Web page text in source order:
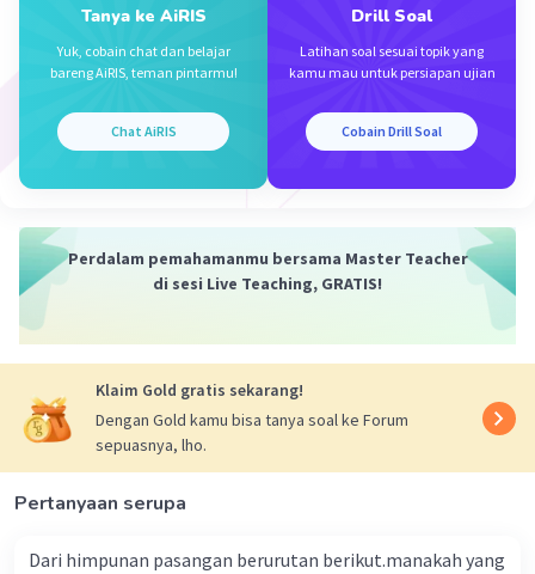
Beri Rating·0.0
Tanya ke AiRIS
Yuk, cobain chat dan belajar
bareng AiRIS, teman pintarmu!
Chat AiRIS
Drill Soal
Latihan soal sesuai topik yang
kamu mau untuk persiapan ujian
Cobain Drill Soal
Perdalam pemahamanmu bersama Master Teacher
di sesi Live Teaching, GRATIS!
Klaim Gold gratis sekarang!
Dengan Gold kamu bisa tanya soal ke Forum
sepuasnya, lho.
Pertanyaan serupa
Dari himpunan pasangan berurutan berikut.manakah yang